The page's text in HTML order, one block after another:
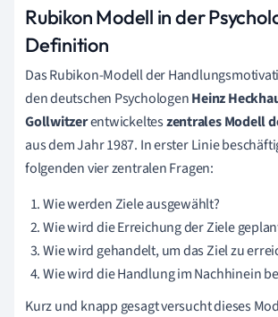
Rubikon Modell in der
Definition
Das Rubikon-Modell der
den deutschen PsychologenHeinz
Gollwitzerentwickelteszentrales Modell
aus dem Jahr 1987. In erster Linie
folgenden vier zentralen Fragen:
Wie werden Ziele ausgewählt?
Wie wird die Erreichung der Ziele
Wie wird gehandelt, um das Ziel zu
Wie wird die Handlung im Nachhinein
Kurz und knapp gesagt versucht dieses